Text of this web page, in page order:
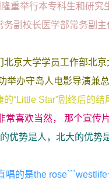
重举行本专科生和研
副校长医学部常务副
京大学学员工作部北
办守岛人电影导演兼
“Little Star”剧终后的结
喜欢当然， 那个宣传
优势是人，北大的优
的是the rose```westlife